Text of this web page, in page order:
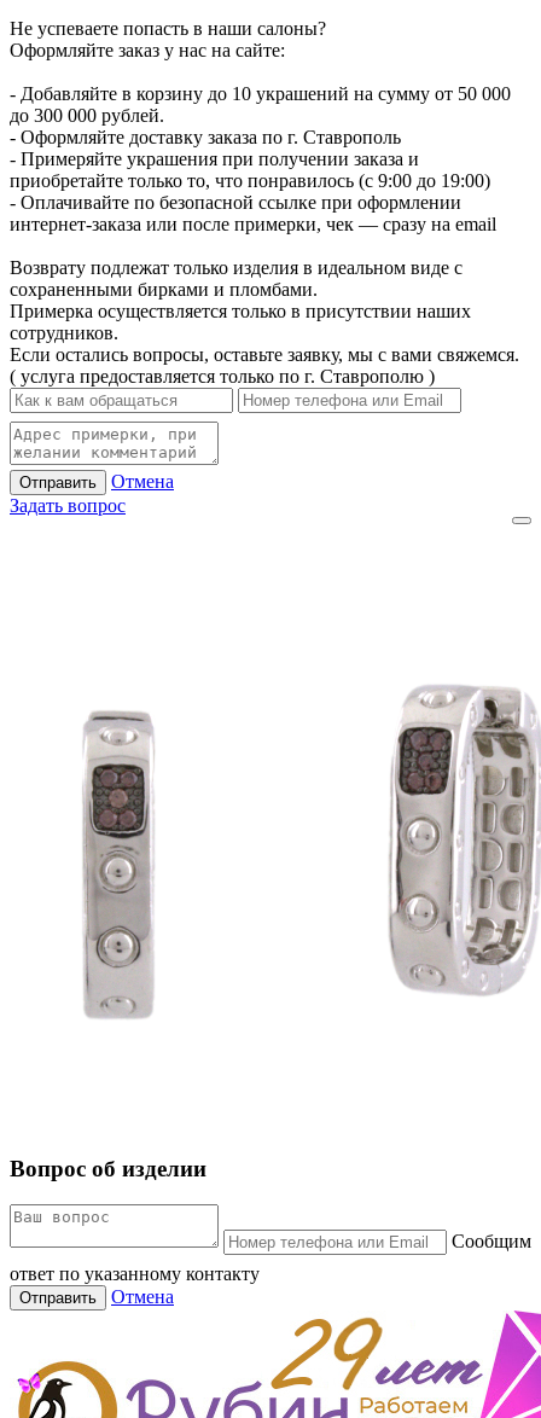
Не успеваете попасть в наши салоны?
Оформляйте заказ у нас на сайте:
- Добавляйте в корзину до 10 украшений на сумму от 50 000
до 300 000 рублей.
- Оформляйте доставку заказа по г. Ставрополь
- Примеряйте украшения при получении заказа и
приобретайте только то, что понравилось (с 9:00 до 19:00)
- Оплачивайте по безопасной ссылке при оформлении
интернет-заказа или после примерки, чек — сразу на email
Возврату подлежат только изделия в идеальном виде с
сохраненными бирками и пломбами.
Примерка осуществляется только в присутствии наших
сотрудников.
Если остались вопросы, оставьте заявку, мы с вами свяжемся.
( услуга предоставляется только по г. Ставрополю )
Отправить
Отмена
Задать вопрос
Вопрос об изделии
Сообщим
ответ по указанному контакту
Отправить Отмена